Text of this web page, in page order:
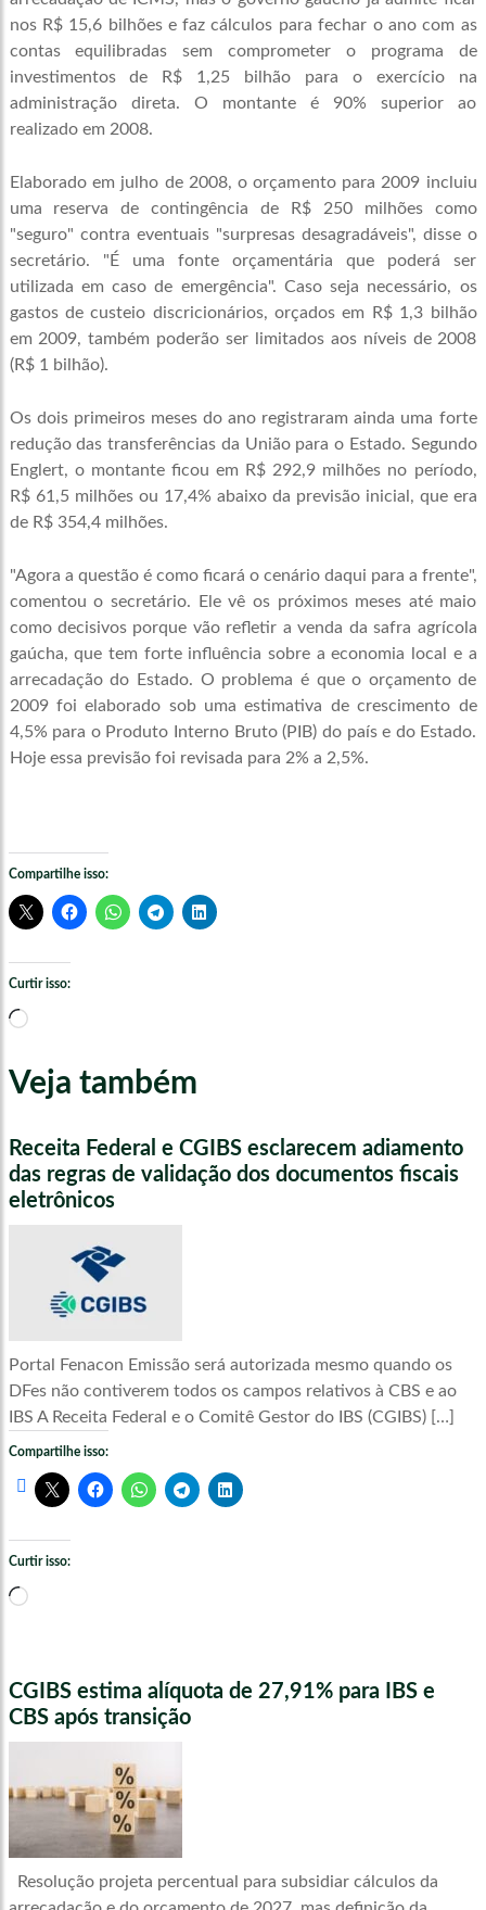
nos R$ 15,6 bilhões e faz cálculos para fechar o ano com as
contas equilibradas sem comprometer o programa de
investimentos de R$ 1,25 bilhão para o exercício na
administração direta. O montante é 90% superior ao
realizado em 2008.
Elaborado em julho de 2008, o orçamento para 2009 incluiu
uma reserva de contingência de R$ 250 milhões como
"seguro" contra eventuais "surpresas desagradáveis", disse o
secretário. "É uma fonte orçamentária que poderá ser
utilizada em caso de emergência". Caso seja necessário, os
gastos de custeio discricionários, orçados em R$ 1,3 bilhão
em 2009, também poderão ser limitados aos níveis de 2008
(R$ 1 bilhão).
Os dois primeiros meses do ano registraram ainda uma forte
redução das transferências da União para o Estado. Segundo
Englert, o montante ficou em R$ 292,9 milhões no período,
R$ 61,5 milhões ou 17,4% abaixo da previsão inicial, que era
de R$ 354,4 milhões.
"Agora a questão é como ficará o cenário daqui para a frente",
comentou o secretário. Ele vê os próximos meses até maio
como decisivos porque vão refletir a venda da safra agrícola
gaúcha, que tem forte influência sobre a economia local e a
arrecadação do Estado. O problema é que o orçamento de
2009 foi elaborado sob uma estimativa de crescimento de
4,5% para o Produto Interno Bruto (PIB) do país e do Estado.
Hoje essa previsão foi revisada para 2% a 2,5%.
Compartilhe isso:
Curtir isso:
Carregando...
Veja também
Receita Federal e CGIBS esclarecem adiamento
das regras de validação dos documentos fiscais
eletrônicos
Portal Fenacon Emissão será autorizada mesmo quando os
DFes não contiverem todos os campos relativos à CBS e ao
IBS A Receita Federal e o Comitê Gestor do IBS (CGIBS) […]
Compartilhe isso:
Curtir isso:
Carregando...
CGIBS estima alíquota de 27,91% para IBS e
CBS após transição
Resolução projeta percentual para subsidiar cálculos da